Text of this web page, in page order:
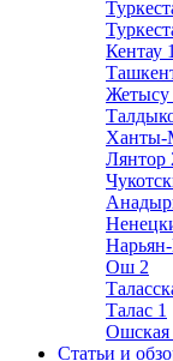
Кентау 1
Жетысу
Ханты-
Лянтор
Ош 2
Талас 1
Ошская
Статьи и